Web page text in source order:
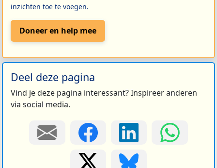
inzichten toe te voegen.
Doneer en help mee
Deel deze pagina
Vind je deze pagina interessant? Inspireer anderen
via social media.